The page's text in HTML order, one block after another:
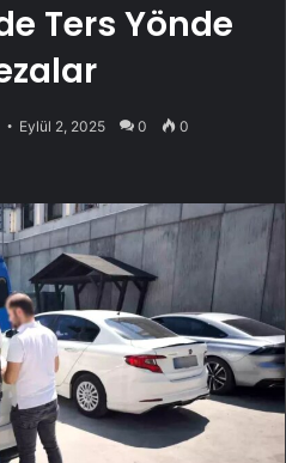
Ters Yönde
Eylül 2, 2025 0 0